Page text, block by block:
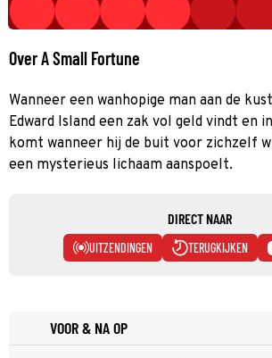
Over A Small Fortune
Wanneer een wanhopige man aan de
Edward Island een zak vol geld vindt en
komt wanneer hij de buit voor zichzelf
een mysterieus lichaam aanspoelt.
DIRECT NAAR
UITZENDINGEN TERUGKIJKEN
VOOR & NA OP